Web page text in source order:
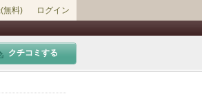
無料) ログイン
クチコミする